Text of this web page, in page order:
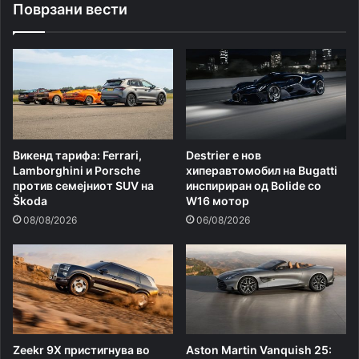
Поврзани вести
Викенд тарифа: Ferrari,
Lamborghini и Porsche
против семејниот SUV на
Škoda
08/08/2026
Destrier е нов
хиперавтомобил на Bugatti
инспириран од Bolide со
W16 мотор
06/08/2026
Zeekr 9X пристигнува во
Aston Martin Vanquish 25: